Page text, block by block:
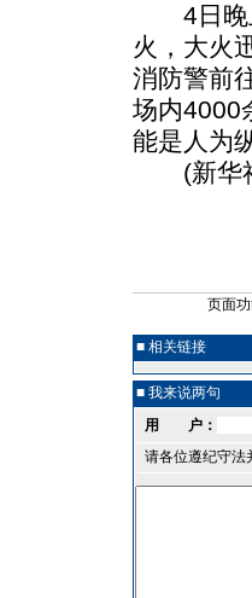
4日晚上
火，大火
消防警前
场内4000
能是人为
(新华社
页面
■ 相关链接
■ 我来说两句
用 户：
请各位遵纪守法